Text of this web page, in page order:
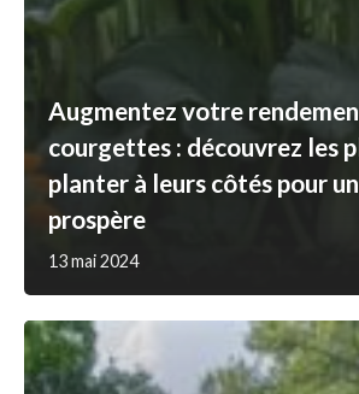
Augmentez votre
courgettes : découvrez les
planter à leurs côtés pour
prospère
13 mai 2024